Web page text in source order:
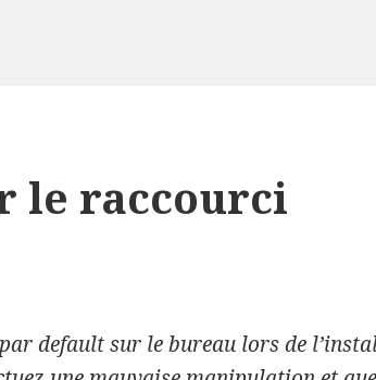
le raccourci
default sur le bureau lors de